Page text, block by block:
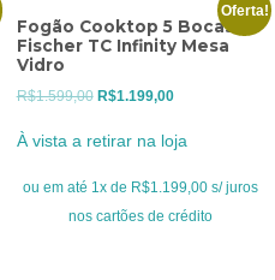
Oferta!
Fogão Cooktop 5 Bocas
Fischer TC Infinity Mesa
Vidro
R$1.599,00 O
era:
R$1.599,00.
R$1.199,00O
atual
é:
R$1.199,00.
À vista a retirar na loja
ou em até 1x de R$1.199,00 s/ juros
nos cartões de crédito